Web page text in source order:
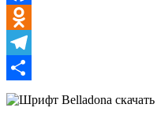
Facebook
Odnoklassniki
Telegram
Отправить